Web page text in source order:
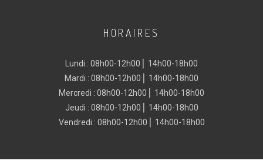
HORAIRES
Lundi : 08h00-12h00 ⎜ 14h00-18h00
Mardi : 08h00-12h00 ⎜ 14h00-18h00
Mercredi : 08h00-12h00 ⎜ 14h00-18h00
Jeudi : 08h00-12h00 ⎜ 14h00-18h00
Vendredi : 08h00-12h00 ⎜ 14h00-18h00